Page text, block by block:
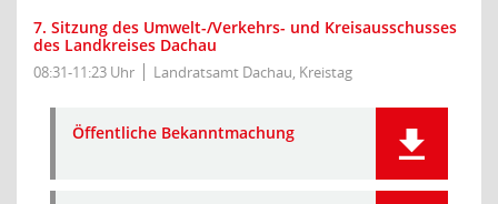
7. Sitzung des Umwelt-/Verkehrs- und Kreisausschusses
des Landkreises Dachau
08:31-11:23 Uhr Landratsamt Dachau, Kreistag
Öffentliche Bekanntmachung